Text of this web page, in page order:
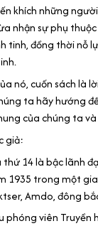
khích những
nhận sự phụ
tinh, đồng thời nỗ
nó, cuốn sách là
ta hãy hướng
của chúng ta
giả:
14 là bậc lãnh
1935 trong một
Amdo, đông
phóng viên